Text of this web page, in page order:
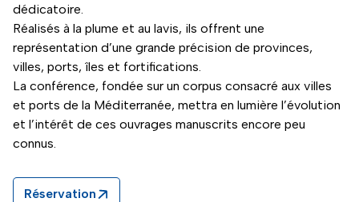
dédicatoire.
Réalisés à la plume et au lavis, ils offrent une
représentation d’une grande précision de provinces,
villes, ports, îles et fortifications.
La conférence, fondée sur un corpus consacré aux villes
et ports de la Méditerranée, mettra en lumière l’évolution
et l’intérêt de ces ouvrages manuscrits encore peu
connus.
Réservation